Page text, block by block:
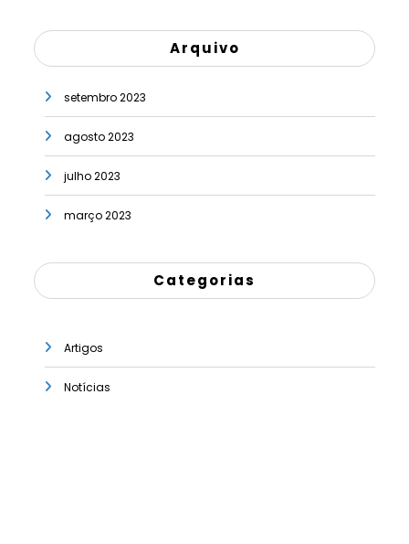
Arquivo
setembro 2023
agosto 2023
julho 2023
março 2023
Categorias
Artigos
Notícias